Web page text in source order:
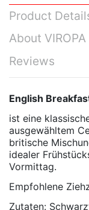
Product
About
Reviews
English
ist eine
ausgewähltem
britische
idealer
Vormittag.
Empfohlene
Zutaten: